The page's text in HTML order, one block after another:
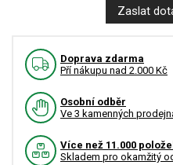
Zaslat
Doprava zdarma
Pří nákupu nad 2.000 Kč
Osobní odběr
Ve 3 kamenných
Více než 11.000
Skladem pro okamžitý